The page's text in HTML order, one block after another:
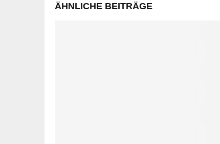
ÄHNLICHE BEITRÄGE